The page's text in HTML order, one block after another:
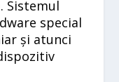
Sistemul
special
și atunci